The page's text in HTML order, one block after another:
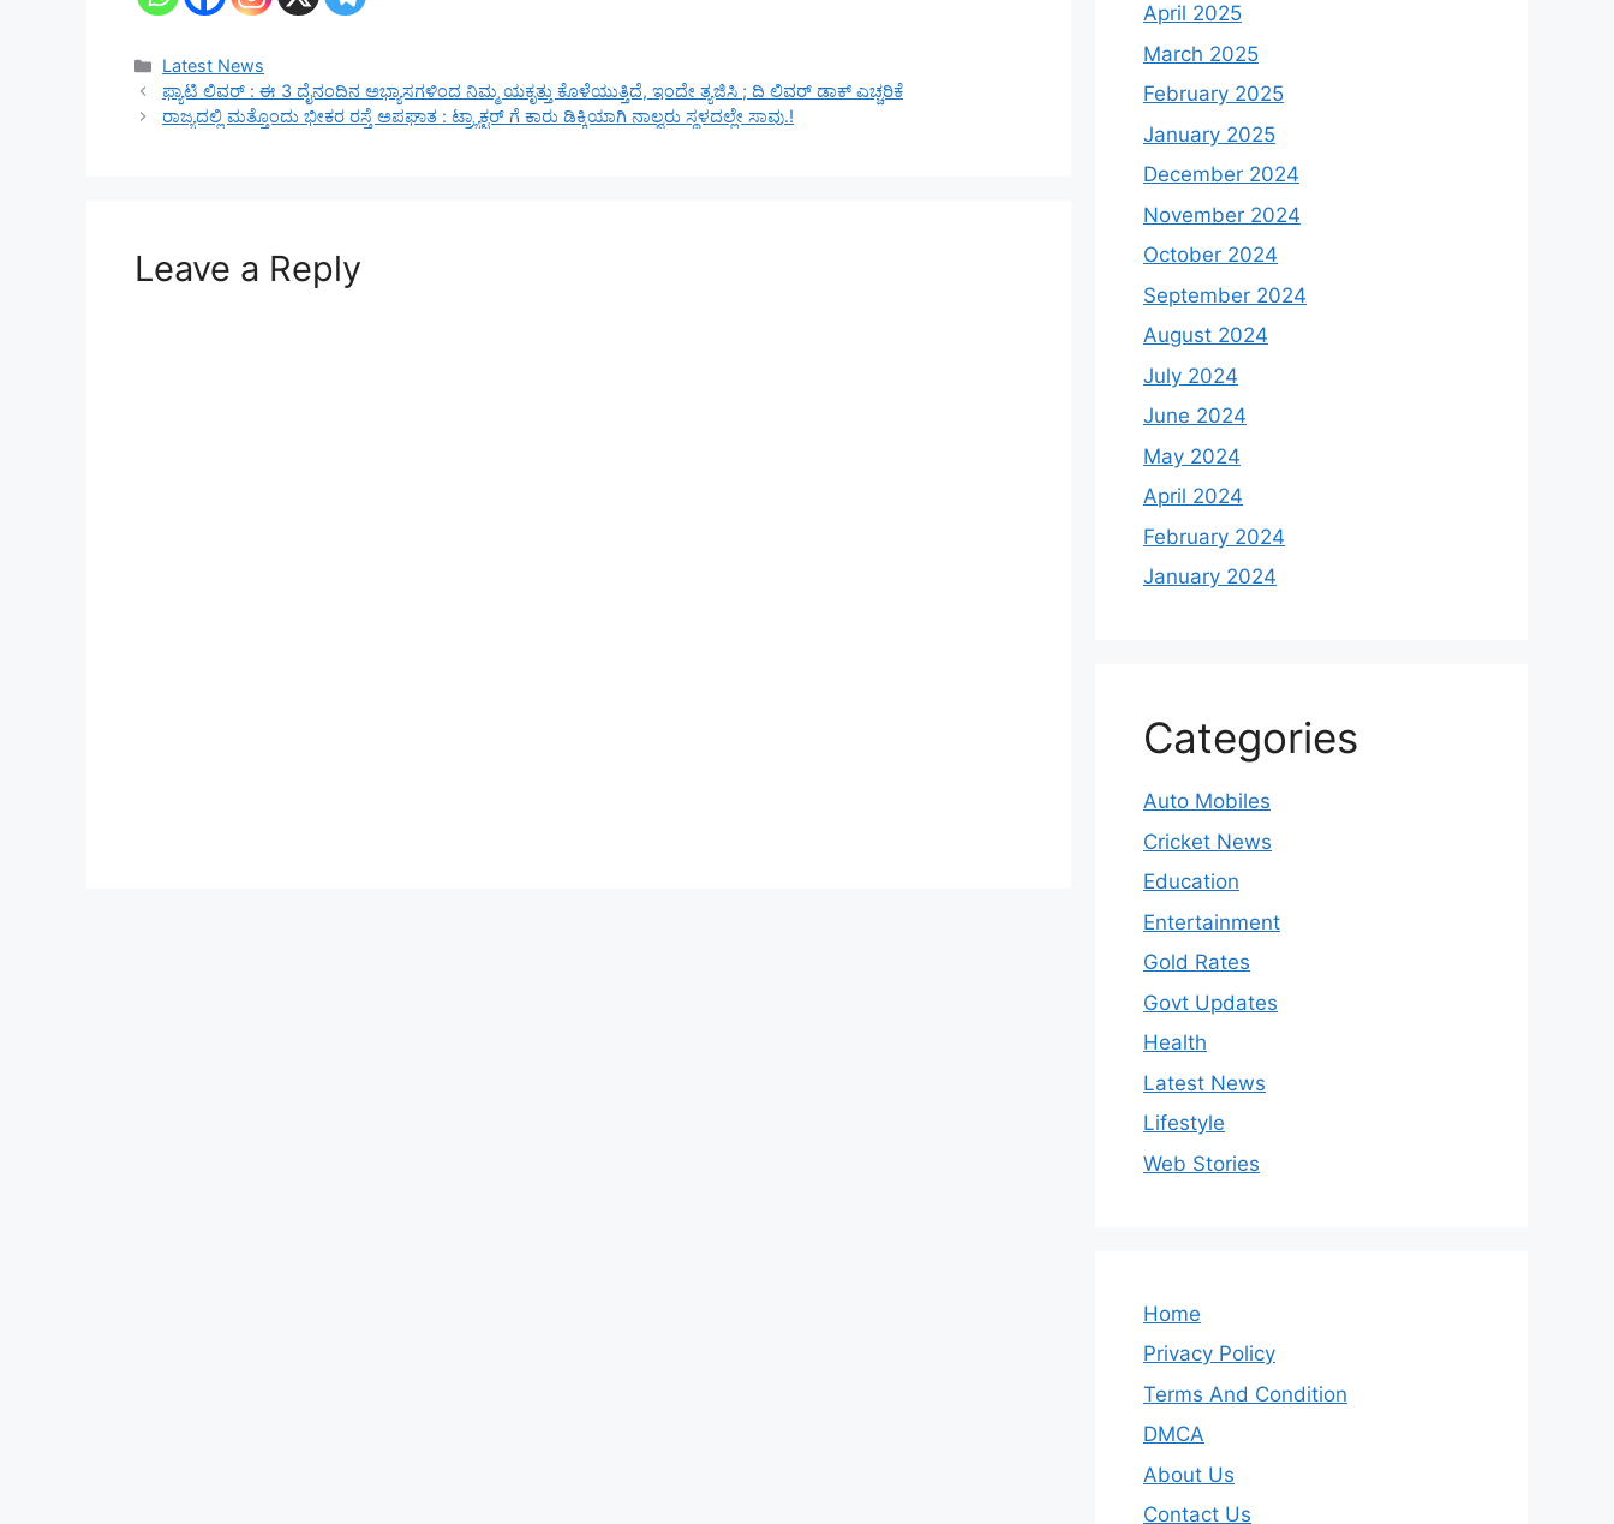
Categories
Latest News
ಫ್ಯಾಟಿ ಲಿವರ್ : ಈ 3 ದೈನಂದಿನ ಅಭ್ಯಾಸಗಳಿಂದ ನಿಮ್ಮ ಯಕೃತ್ತು ಕೊಳೆಯುತ್ತಿದೆ, ಇಂದೇ ತ್ಯಜಿಸಿ ; ದಿ ಲಿವರ್ ಡಾಕ್ ಎಚ್ಚರಿಕೆ
ರಾಜ್ಯದಲ್ಲಿ ಮತ್ತೊಂದು ಭೀಕರ ರಸ್ತೆ ಅಪಘಾತ : ಟ್ರ್ಯಾಕ್ಟರ್ ಗೆ ಕಾರು ಡಿಕ್ಕಿಯಾಗಿ ನಾಲ್ವರು ಸ್ಥಳದಲ್ಲೇ ಸಾವು.!
Leave a Reply
April 2025
March 2025
February 2025
January 2025
December 2024
November 2024
October 2024
September 2024
August 2024
July 2024
June 2024
May 2024
April 2024
February 2024
January 2024
Categories
Auto Mobiles
Cricket News
Education
Entertainment
Gold Rates
Govt Updates
Health
Latest News
Lifestyle
Web Stories
Home
Privacy Policy
Terms And Condition
DMCA
About Us
Contact Us